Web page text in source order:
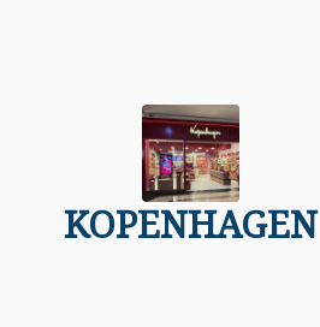
KOPENHAGEN